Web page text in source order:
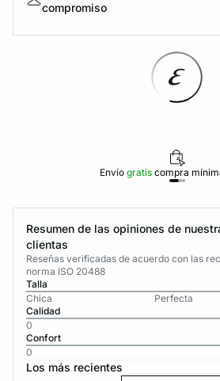
compromiso
Envíogratiscompra
Resumen de las opiniones de
clientas
Reseñas verificadas de acuerdo con las
norma ISO 20488
Talla
Chica
Perfecta
Calidad
0
Confort
0
Los más recientes